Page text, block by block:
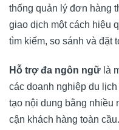
thống quản lý đơn hàng
giao dịch một cách hiệu
tìm kiếm, so sánh và đặt
Hỗ trợ đa ngôn ngữ là
các doanh nghiệp du
tạo nội dung bằng nhiều
cận khách hàng toàn